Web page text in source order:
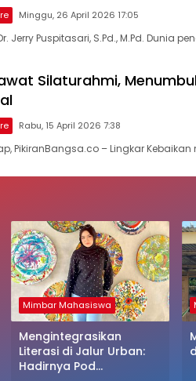
Minggu, 26 April 2026 17:05
Jerry Puspitasari, S.Pd., M.Pd. Dunia
Silaturahmi,
Rabu, 15 April 2026 7:38
PikiranBangsa.co – Lingkar
Mimbar Mahasiswa
Mengintegrasikan
Literasi di Jalur Urban:
Hadirnya Pod